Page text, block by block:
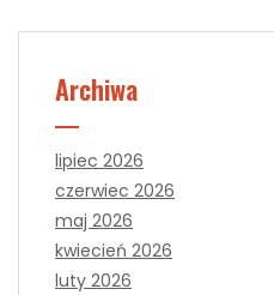
Archiwa
lipiec 2026
czerwiec 2026
maj 2026
kwiecień 2026
luty 2026